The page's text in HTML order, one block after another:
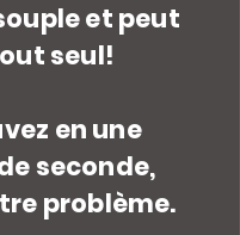
et peut
seul!
en une
seconde,
problème.